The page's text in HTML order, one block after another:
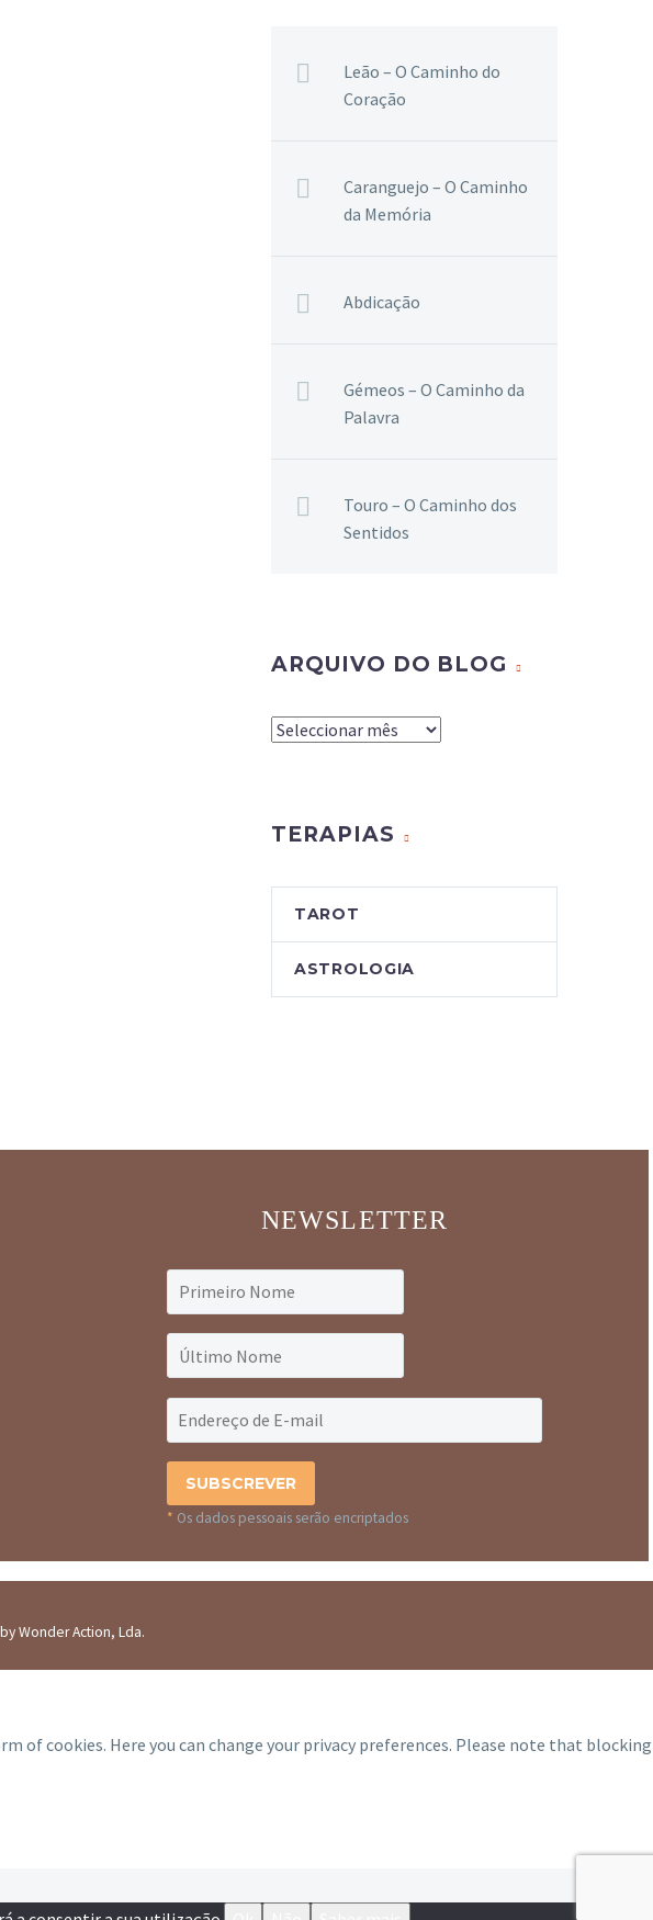
Leão – O Caminho do
Coração
Caranguejo – O Caminho
da Memória
Abdicação
Gémeos – O Caminho da
Palavra
Touro – O Caminho dos
Sentidos
ARQUIVO DO BLOG
Arquivo
TERAPIAS
TAROT
ASTROLOGIA
NEWSLETTER
* Os dados pessoais serão encriptados
Wonder Action, Lda.
cookies. Here you can change your privacy preferences. Please note that blocking